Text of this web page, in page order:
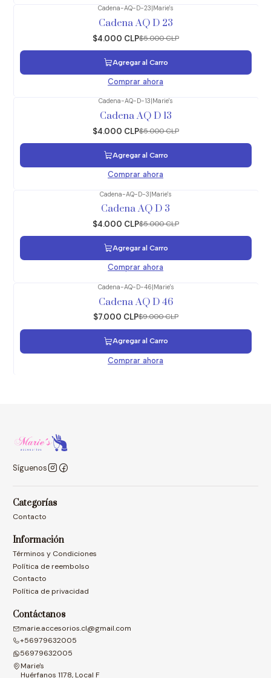
Cadena-AQ-D-23 Marie's
Cadena AQ D 23
$4.000 CLP$5.000 CLP
Agregar al Carro
Comprar ahora
Cadena-AQ-D-13 Marie's
Cadena AQ D 13
$4.000 CLP$5.000 CLP
Agregar al Carro
Comprar ahora
Cadena-AQ-D-3|Marie's
Cadena AQ D 3
$4.000 CLP$5.000 CLP
Agregar al Carro
Comprar ahora
Cadena-AQ-D-46|Marie's
Cadena AQ D 46
$7.000 CLP$9.000 CLP
Agregar al Carro
Comprar ahora
Síguenos
Categorías
Contacto
Información
Términos y Condiciones
Política de reembolso
Contacto
Política de privacidad
Contáctanos
marie.accesorios.cl@gmail.com
+56979632005
56979632005
Marie's
Huérfanos 1178, Local F